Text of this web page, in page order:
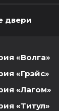
двери
«Волга»
«Грэйс»
«Лагом»
«Титул»